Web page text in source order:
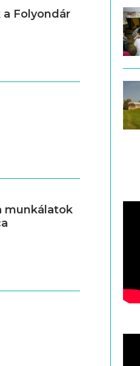
Folyondár
munkálatok